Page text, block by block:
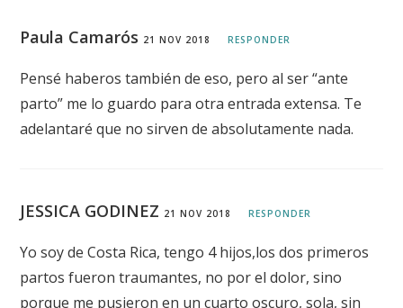
Paula Camarós 21 NOV 2018 RESPONDER
Pensé haberos también de eso, pero al ser “ante
parto” me lo guardo para otra entrada extensa. Te
adelantaré que no sirven de absolutamente nada.
JESSICA GODINEZ 21 NOV 2018 RESPONDER
Yo soy de Costa Rica, tengo 4 hijos,los dos primeros
partos fueron traumantes, no por el dolor, sino
porque me pusieron en un cuarto oscuro, sola, sin